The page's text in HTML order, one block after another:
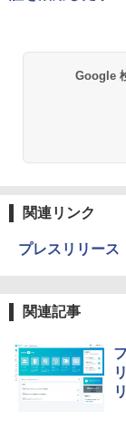
Google
関連リンク
プレスリリース
関連記事